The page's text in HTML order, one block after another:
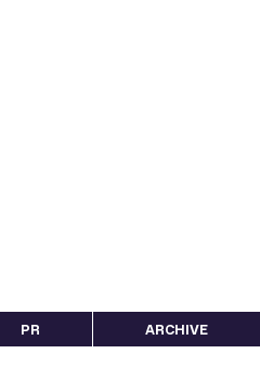
PR ARCHIVE